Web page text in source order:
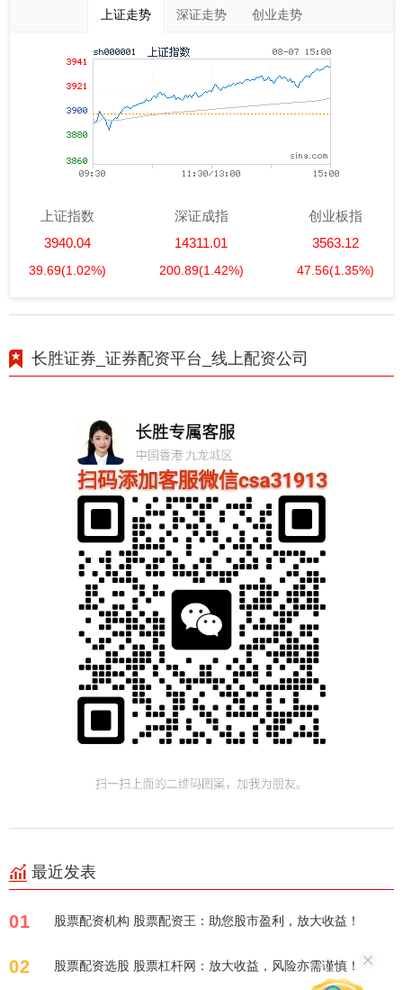
上证走势 深证走势 创业走势
上证指数
3940.04
39.69(1.02%)
深证成指
14311.01
200.89(1.42%)
创业板指
3563.12
47.56(1.35%)
长胜证券_证券配资平台_线上配资公司
最近发表
01 股票配资机构 股票配资王：助您股市盈利，放大收益！
02 股票配资选股 股票杠杆网：放大收益，风险亦需谨慎！